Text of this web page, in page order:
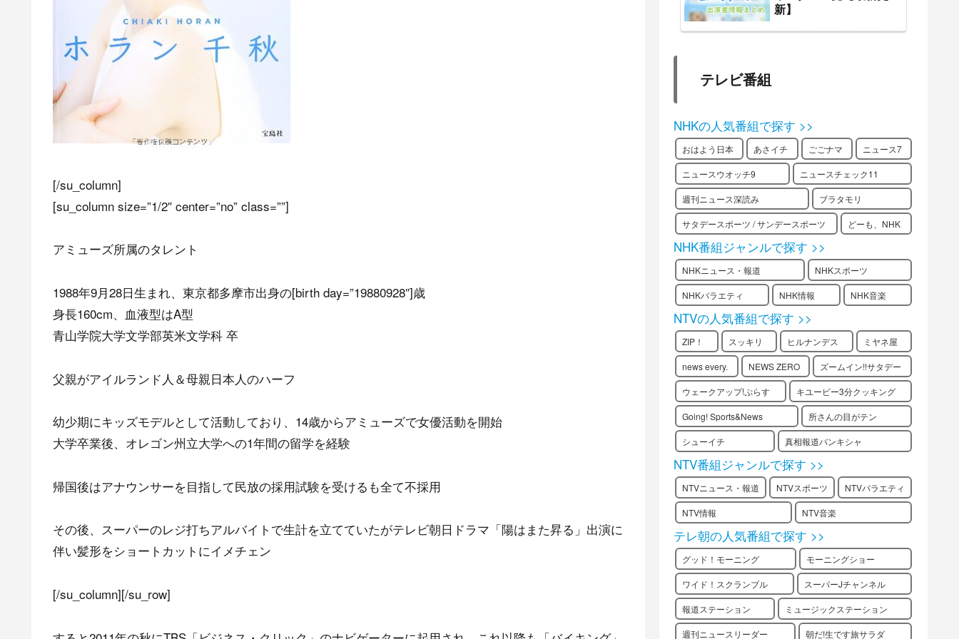
[/su_column]
[su_column size=”1/2″ center=”no” class=””]
アミューズ所属のタレント
1988年9月28日生まれ、東京都多摩市出身の[birth day=”19880928″]歳
身長160cm、血液型はA型
青山学院大学文学部英米文学科 卒
父親がアイルランド人＆母親日本人のハーフ
幼少期にキッズモデルとして活動しており、14歳からアミューズで女優活動を開始
大学卒業後、オレゴン州立大学への1年間の留学を経験
帰国後はアナウンサーを目指して民放の採用試験を受けるも全て不採用
その後、スーパーのレジ打ちアルバイトで生計を立てていたがテレビ朝日ドラマ「陽はまた昇る」出演に
伴い髪形をショートカットにイメチェン
[/su_column][/su_row]
新】
テレビ番組
NHKの人気番組で探す >>
おはよう日本 あさイチ ごごナマ ニュース7
ニュースウオッチ9 ニュースチェック11
週刊ニュース深読み ブラタモリ
サタデースポーツ / サンデースポーツ どーも、NHK
NHK番組ジャンルで探す >>
NHKニュース・報道 NHKスポーツ
NHKバラエティ NHK情報 NHK音楽
NTVの人気番組で探す >>
ZIP！ スッキリ ヒルナンデス ミヤネ屋
news every. NEWS ZERO ズームイン!!サタデー
ウェークアップ!ぷらす キユーピー3分クッキング
Going! Sports&News 所さんの目がテン
シューイチ 真相報道バンキシャ
NTV番組ジャンルで探す >>
NTVニュース・報道 NTVスポーツ NTVバラエティ
NTV情報 NTV音楽
テレ朝の人気番組で探す >>
グッド！モーニング モーニングショー
ワイド！スクランブル スーパーJチャンネル
報道ステーション ミュージックステーション
週刊ニュースリーダー 朝だ!生です旅サラダ